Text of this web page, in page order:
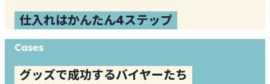
仕入れはかんたん4ステップ
Cases
グッズで成功するバイヤーたち